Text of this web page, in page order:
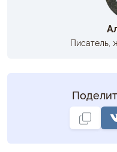
Писатель,